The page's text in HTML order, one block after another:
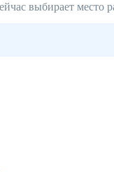
выбирает место